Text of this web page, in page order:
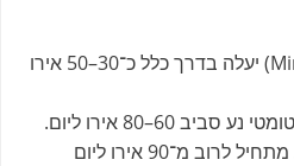
רכב קטן (Mini / Economy) יעלה בדרך כלל כ־30–50 אירו
60–80 אירו ליום.
רכב מרווח יותר או SUV מתחיל לרוב מ־90 אירו ליום